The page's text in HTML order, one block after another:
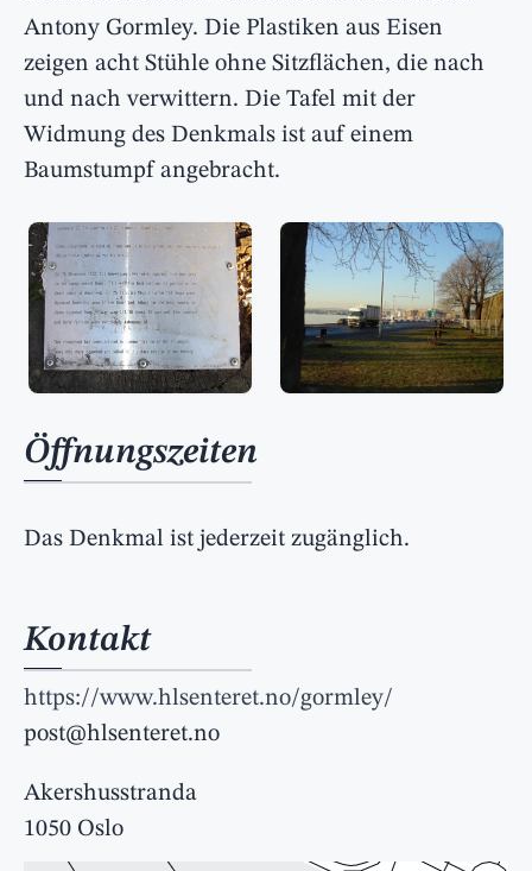
Antony Gormley. Die Plastiken aus Eisen
zeigen acht Stühle ohne Sitzflächen, die nach
und nach verwittern. Die Tafel mit der
Widmung des Denkmals ist auf einem
Baumstumpf angebracht.
Öffnungszeiten
Das Denkmal ist jederzeit zugänglich.
Kontakt
https://www.hlsenteret.no/gormley/
post@hlsenteret.no
Akershusstranda
1050 Oslo